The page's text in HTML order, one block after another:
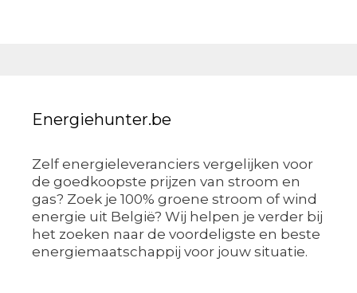
Energiehunter.be
Zelf energieleveranciers vergelijken voor
de goedkoopste prijzen van stroom en
gas? Zoek je 100% groene stroom of wind
energie uit België? Wij helpen je verder bij
het zoeken naar de voordeligste en beste
energiemaatschappij voor jouw situatie.